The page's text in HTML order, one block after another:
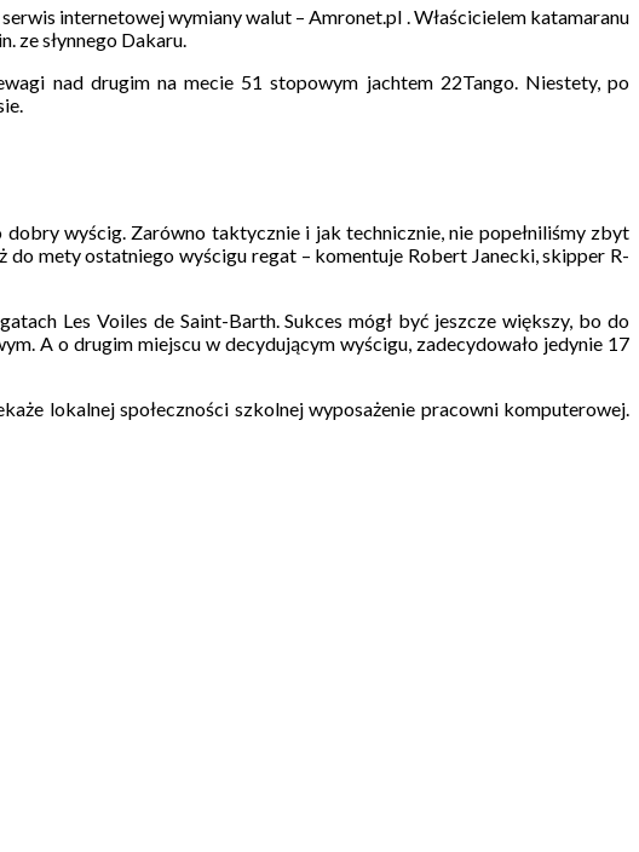
internetowej wymiany walut – Amronet.pl . Właścicielem katamaranu
ze słynnego Dakaru.
nad drugim na mecie 51 stopowym jachtem 22Tango. Niestety, po
wyścig. Zarówno taktycznie i jak technicznie, nie popełniliśmy zbyt
do mety ostatniego wyścigu regat – komentuje Robert Janecki, skipper R-
Les Voiles de Saint-Barth. Sukces mógł być jeszcze większy, bo do
A o drugim miejscu w decydującym wyścigu, zadecydowało jedynie 17
lokalnej społeczności szkolnej wyposażenie pracowni komputerowej.